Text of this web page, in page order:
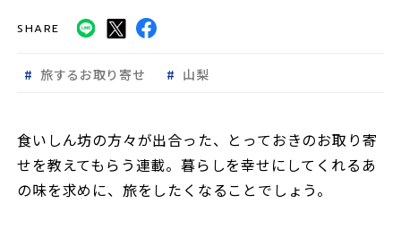
SHARE
旅するお取り寄せ 山梨
食いしん坊の方々が出合った、とっておきのお取り寄
せを教えてもらう連載。暮らしを幸せにしてくれるあ
の味を求めに、旅をしたくなることでしょう。